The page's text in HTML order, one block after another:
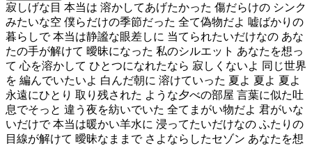
寂しげな目 本当は 溶かしてあげたかった 傷だらけの シンク
みたいな空 僕らだけの季節だった 全て偽物だよ 嘘ばかりの
暮らしで 本当は静謐な眼差しに 当てられたいだけなの あな
たの手が解けて 曖昧になった 私のシルエット あなたを想っ
て 心を溶かして ひとつになれたなら 寂しくないよ 同じ世界
を 編んでいたいよ 白んだ朝に 溶けていった 夏よ 夏よ 夏よ
永遠にひとり 取り残された ような夕べの部屋 言葉に似た吐
息でそっと 違う夜を紡いでいた 全てまがい物だよ 君がいな
いだけで 本当は暖かい羊水に 浸ってたいだけなの ふたりの
目線が解けて 曖昧なままで さよならしたセゾン あなたを想